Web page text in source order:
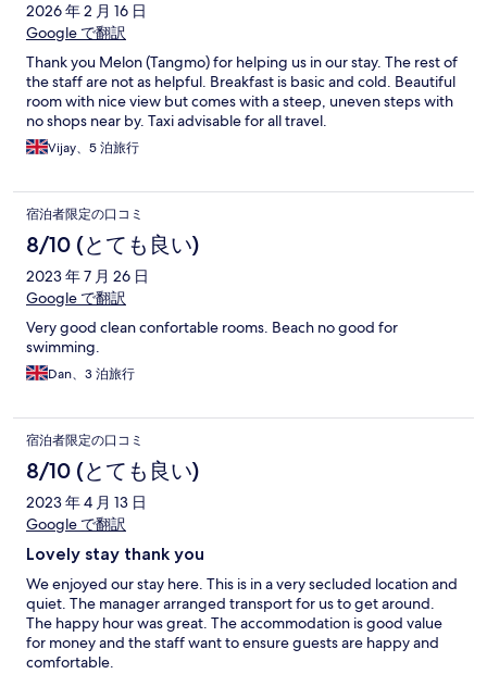
2026 年 2 月 16 日
Google で翻訳
Thank you Melon (Tangmo) for helping us in our stay. The rest of
the staff are not as helpful. Breakfast is basic and cold. Beautiful
room with nice view but comes with a steep, uneven steps with
no shops near by. Taxi advisable for all travel.
Vijay、5 泊旅行
宿泊者限定の口コミ
8/10 (とても良い)
2023 年 7 月 26 日
Google で翻訳
Very good clean confortable rooms. Beach no good for
swimming.
Dan、3 泊旅行
宿泊者限定の口コミ
8/10 (とても良い)
2023 年 4 月 13 日
Google で翻訳
Lovely stay thank you
We enjoyed our stay here. This is in a very secluded location and
quiet. The manager arranged transport for us to get around.
The happy hour was great. The accommodation is good value
for money and the staff want to ensure guests are happy and
comfortable.